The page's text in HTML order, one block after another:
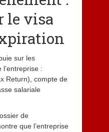
le visa
sur les
:
Return), compte de
salariale
de
que l’entreprise